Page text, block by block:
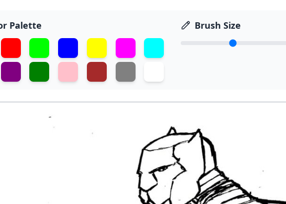
Palette Brush Size